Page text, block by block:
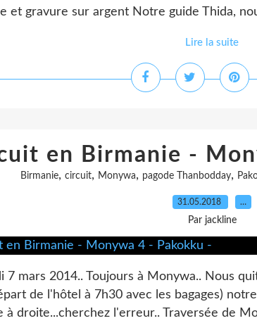
et gravure sur argent Notre guide Thida,
Lire la suite
en Birmanie -
Birmanie, circuit, Monywa, pagode Thanbodday,
31.05.2018 …
Par jackline
7 mars 2014.. Toujours à Monywa.. Nous
de l'hôtel à 7h30 avec les bagages)
à droite...cherchez l'erreur.. Traversée de